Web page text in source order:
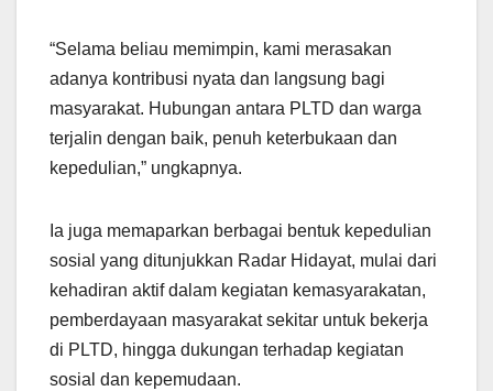
“Selama beliau memimpin, kami merasakan
adanya kontribusi nyata dan langsung bagi
masyarakat. Hubungan antara PLTD dan warga
terjalin dengan baik, penuh keterbukaan dan
kepedulian,” ungkapnya.
Ia juga memaparkan berbagai bentuk kepedulian
sosial yang ditunjukkan Radar Hidayat, mulai dari
kehadiran aktif dalam kegiatan kemasyarakatan,
pemberdayaan masyarakat sekitar untuk bekerja
di PLTD, hingga dukungan terhadap kegiatan
sosial dan kepemudaan.